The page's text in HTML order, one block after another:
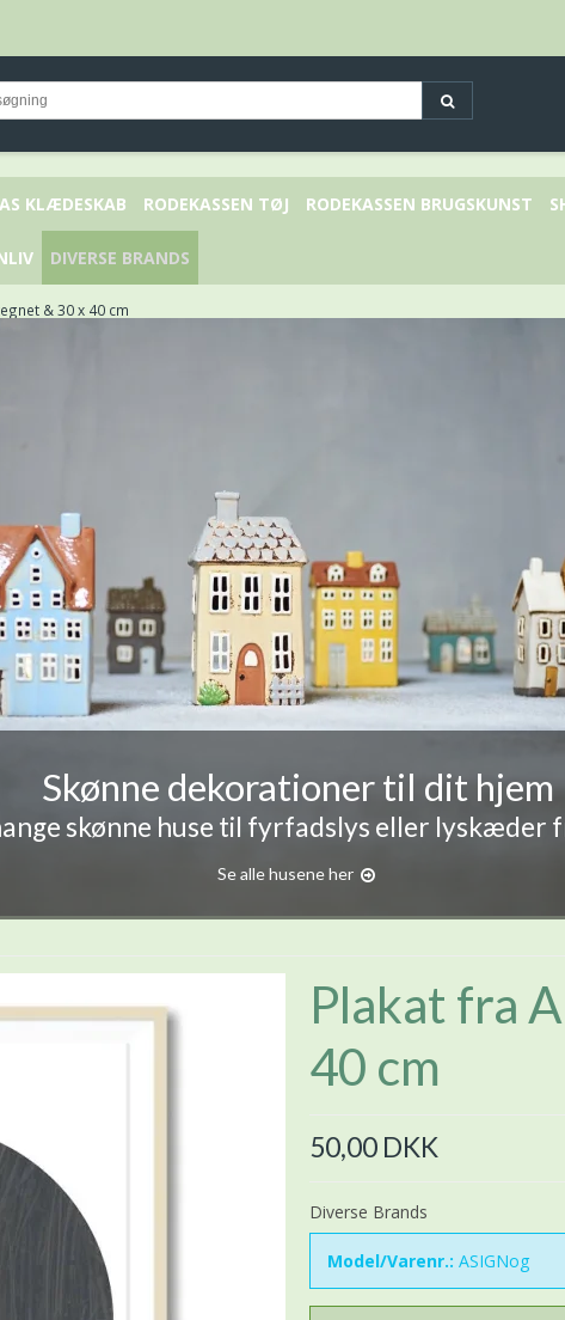
KLÆDESKAB RODEKASSEN TØJ RODEKASSEN BRUGSKUNST
DIVERSE BRANDS
& 30 x 40 cm
Skønne dekorationer til dit hjem
skønne huse til fyrfadslys eller lyskæder
Se alle husene her
Plakat fra
40 cm
50,00 DKK
Diverse Brands
Model/Varenr.: ASIGNog